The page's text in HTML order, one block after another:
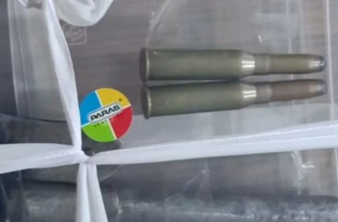
NEWS, हिंदी
न्यूज़ , HINDI
SAMACHAR,
हिंदी समाचार,
दृष्टि नाउ
सोरेन का संदेश, बोले- जल, जंगल और जमीन का संरक्षण ही समृद्ध झारखंड की कुंजी
ने बांधी राखी, दिया प्रेम, सद्भाव और पवित्रता का संदेश
देर शाम संभव , स्टेट गेस्ट हाउस में होगी बैठक
ने रुकवाया वितरण, पहले मरम्मत के बाद ही छात्रों को मिलेगी साइकिल
विधानसभा घेराव के दौरान हंगामा, छात्र नेता नेहा बोरा पर फेंकी गई स्याही